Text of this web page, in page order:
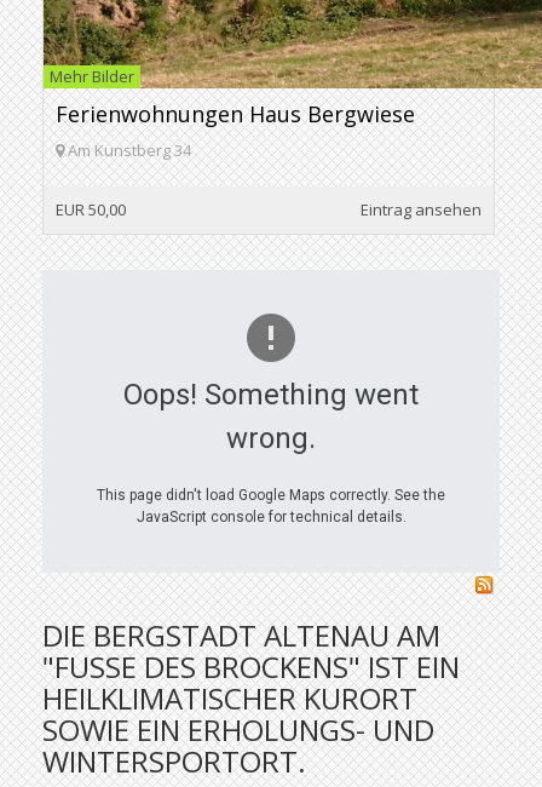
Mehr Bilder
Ferienwohnungen Haus Bergwiese
Am Kunstberg 34
EUR 50,00 Eintrag ansehen
Oops! Something went
wrong.
This page didn't load Google Maps correctly. See the
JavaScript console for technical details.
DIE BERGSTADT ALTENAU AM
"FUSSE DES BROCKENS" IST EIN H
EILKLIMATISCHER KURORT S
OWIE EIN ERHOLUNGS- UND W
INTERSPORTORT.